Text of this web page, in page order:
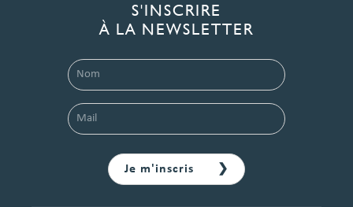
S'INSCRIRE
À LA NEWSLETTER